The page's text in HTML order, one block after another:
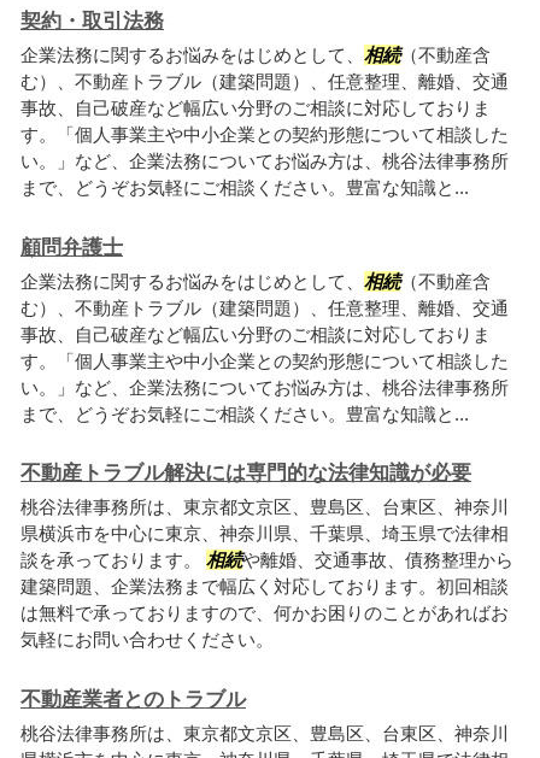
契約・取引法務
企業法務に関するお悩みをはじめとして、 相続（不動産含
む）、不動産トラブル（建築問題）、任意整理、離婚、交通
事故、自己破産など幅広い分野のご相談に対応しておりま
す。「個人事業主や中小企業との契約形態について相談した
い。」など、企業法務についてお悩み方は、桃谷法律事務所
まで、どうぞお気軽にご相談ください。豊富な知識と...
顧問弁護士
企業法務に関するお悩みをはじめとして、 相続（不動産含
む）、不動産トラブル（建築問題）、任意整理、離婚、交通
事故、自己破産など幅広い分野のご相談に対応しておりま
す。「個人事業主や中小企業との契約形態について相談した
い。」など、企業法務についてお悩み方は、桃谷法律事務所
まで、どうぞお気軽にご相談ください。豊富な知識と...
不動産トラブル解決には専門的な法律知識が必要
桃谷法律事務所は、東京都文京区、豊島区、台東区、神奈川
県横浜市を中心に東京、神奈川県、千葉県、埼玉県で法律相
談を承っております。 相続や離婚、交通事故、債務整理から
建築問題、企業法務まで幅広く対応しております。初回相談
は無料で承っておりますので、何かお困りのことがあればお
気軽にお問い合わせください。
不動産業者とのトラブル
桃谷法律事務所は、東京都文京区、豊島区、台東区、神奈川